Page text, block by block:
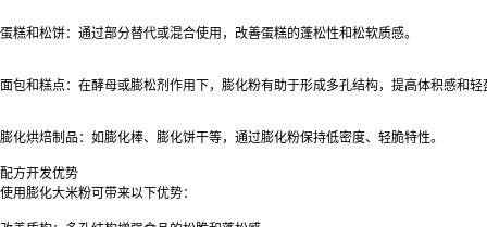
蛋糕和松饼：通过部分替代或混合使用，改善蛋糕的蓬松性和松软质感。
面包和糕点：在酵母或膨松剂作用下，膨化粉有助于形成多孔结构，提高体积感和轻
膨化烘焙制品：如膨化棒、膨化饼干等，通过膨化粉保持低密度、轻脆特性。
配方开发优势
使用膨化大米粉可带来以下优势：